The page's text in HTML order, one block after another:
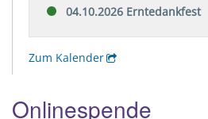
Onlinespende